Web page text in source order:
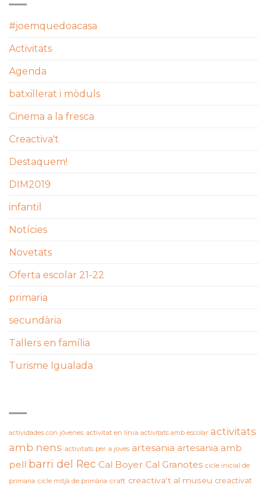
#joemquedoacasa
Activitats
Agenda
batxillerat i mòduls
Cinema a la fresca
Creactiva't
Destaquem!
DIM2019
infantil
Notícies
Novetats
Oferta escolar 21-22
primaria
secundària
Tallers en família
Turisme Igualada
actividades con jóvenes activitat en línia activitats amb escolar activitats
amb nens activitats per a joves artesania artesania amb
pell barri del Rec Cal Boyer Cal Granotes cicle inicial de
primaria cicle mitjà de primària craft creactiva't al museu creactivat